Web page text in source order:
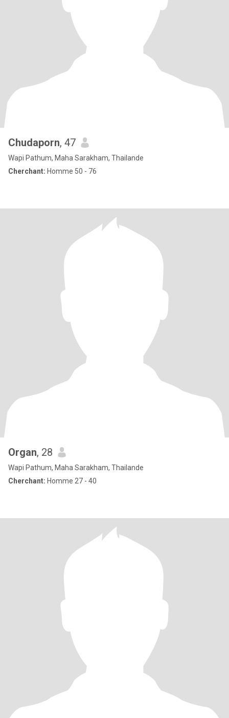
Chudaporn, 47
Wapi Pathum, Maha Sarakham, Thailande
Cherchant: Homme 50 - 76
Organ, 28
Wapi Pathum, Maha Sarakham, Thailande
Cherchant: Homme 27 - 40